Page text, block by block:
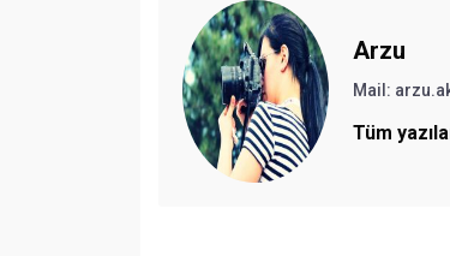
Arzu
Mail:
Tüm